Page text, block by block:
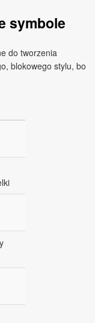
symbole
do tworzenia
blokowego stylu, bo